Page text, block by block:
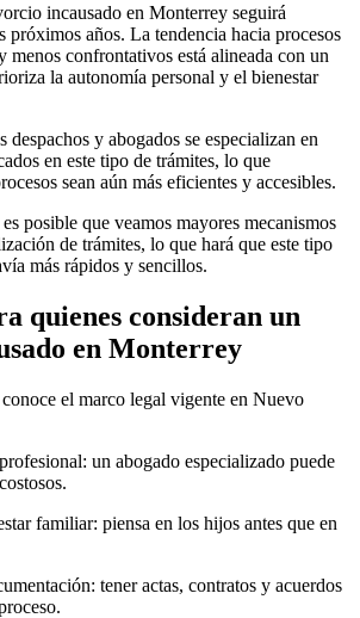
incausado en Monterrey seguirá
próximos años. La tendencia hacia procesos
menos confrontativos está alineada con un
la autonomía personal y el bienestar
despachos y abogados se especializan en
en este tipo de trámites, lo que
sean aún más eficientes y accesibles.
posible que veamos mayores mecanismos
de trámites, lo que hará que este tipo
más rápidos y sencillos.
quienes consideran un
en Monterrey
el marco legal vigente en Nuevo
un abogado especializado puede
familiar: piensa en los hijos antes que en
tener actas, contratos y acuerdos